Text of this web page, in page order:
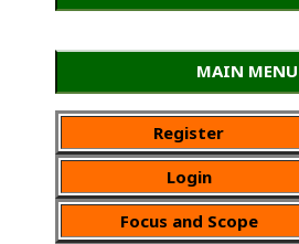
MAIN MENU
Register
Login
Focus and Scope